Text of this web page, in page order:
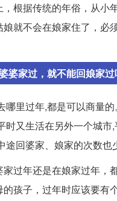
根据传统的年俗，从小
就不会在娘家住了，必
婆家过，就不能回娘家
哪里过年,都是可以商量
时又生活在另外一个城市
回婆家、娘家的次数也
过年还是在娘家过年，
孩子，过年时应该要有